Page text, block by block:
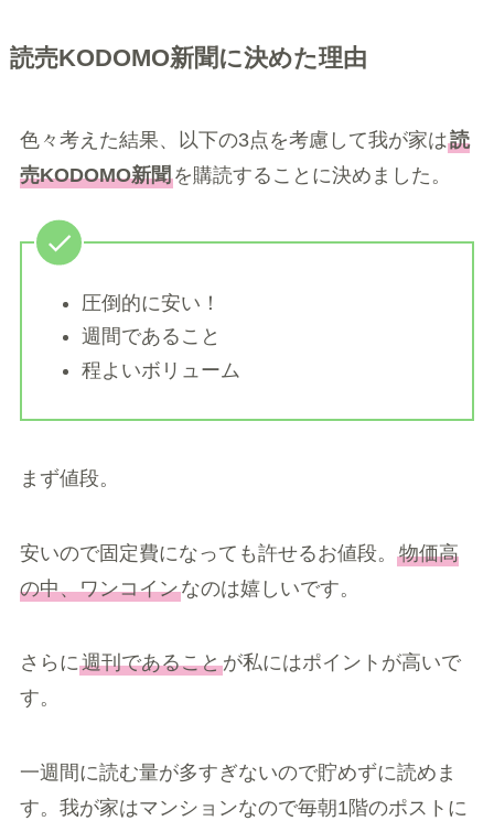
読売KODOMO新聞に決めた理由
色々考えた結果、以下の3点を考慮して我が家は読
売KODOMO新聞を購読することに決めました。
圧倒的に安い！
週間であること
程よいボリューム
まず値段。
安いので固定費になっても許せるお値段。 物価高
の中、ワンコインなのは嬉しいです。
さらに週刊であることが私にはポイントが高いで
す。
一週間に読む量が多すぎないので貯めずに読めま
す。我が家はマンションなので毎朝1階のポストに